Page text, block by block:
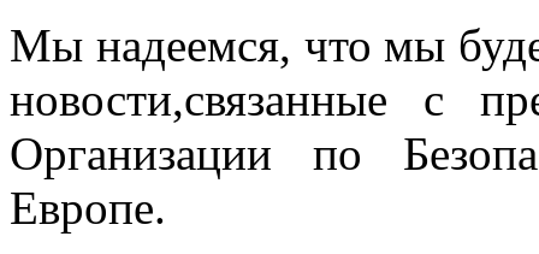
Мы надеемся, что мы
новости,связанные с
Организации по
Европе.